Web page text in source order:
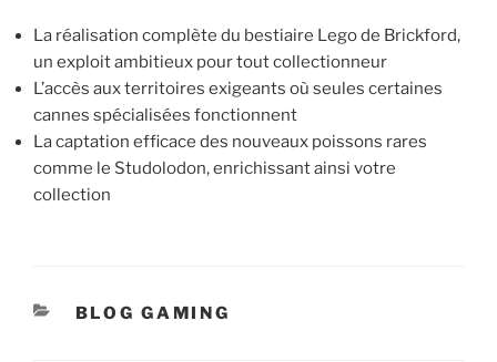
La réalisation complète du bestiaire Lego de Brickford,
un exploit ambitieux pour tout collectionneur
L’accès aux territoires exigeants où seules certaines
cannes spécialisées fonctionnent
La captation efficace des nouveaux poissons rares
comme le Studolodon, enrichissant ainsi votre
collection
CATÉGORIES
BLOG GAMING